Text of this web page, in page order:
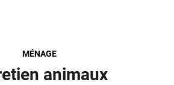
MÉNAGE
animaux